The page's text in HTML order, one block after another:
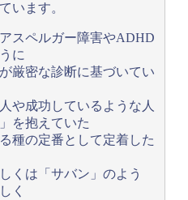
います。
スペルガー障害やADHD
に
厳密な診断に基づいてい
や成功しているような人
を抱えていた
種の定番として定着した
くは「サバン」のよう
く